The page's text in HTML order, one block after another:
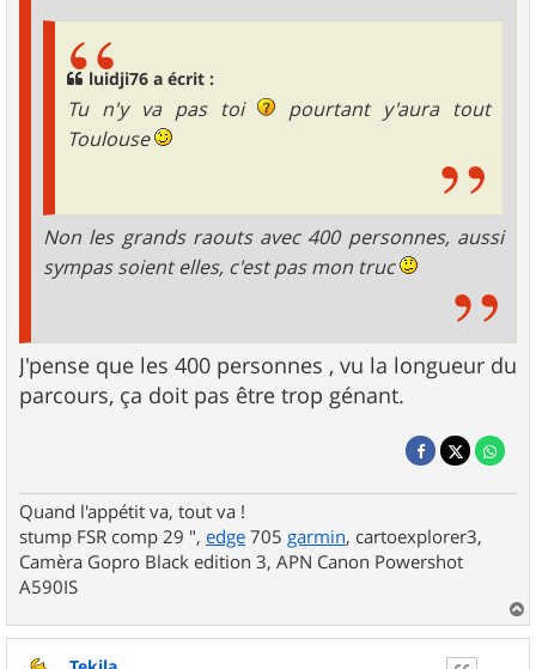
luidji76 a écrit :
Tu n'y va pas toi
pourtant y'aura tout
Toulouse
Non les grands raouts avec 400 personnes, aussi
sympas soient elles, c'est pas mon truc
J'pense que les 400 personnes , vu la longueur du
parcours, ça doit pas être trop génant.
Quand l'appétit va, tout va !
stump FSR comp 29 ", edge 705 garmin, cartoexplorer3,
Camèra Gopro Black edition 3, APN Canon Powershot
A590IS
a
u